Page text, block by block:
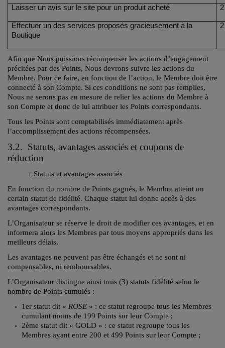
Laisser un avis sur le site pour un produit acheté
Effectuer un des services proposés gracieusement à la
Boutique
Afin que Nous puissions récompenser les actions d’engagement
précitées par des Points, Nous devrons suivre les actions du
Membre. Pour ce faire, en fonction de l’action, le Membre doit être
connecté à son Compte. Si ces conditions ne sont pas remplies,
Nous ne serons pas en mesure de relier les actions du Membre à
son Compte et donc de lui attribuer les Points correspondants.
Tous les Points sont comptabilisés immédiatement après
l’accomplissement des actions récompensées.
3.2. Statuts, avantages associés et coupons de
réduction
Statuts et avantages associés
En fonction du nombre de Points gagnés, le Membre atteint un
certain statut de fidélité. Chaque statut lui donne accès à des
avantages correspondants.
L’Organisateur se réserve le droit de modifier ces avantages, et en
informera alors les Membres par tous moyens appropriés dans les
meilleurs délais.
Les avantages ne peuvent pas être échangés et ne sont ni
compensables, ni remboursables.
L’Organisateur distingue ainsi trois (3) statuts fidélité selon le
nombre de Points cumulés :
1er statut dit « ROSE » : ce statut regroupe tous les Membres
cumulant moins de 199 Points sur leur Compte ;
2ème statut dit « GOLD » : ce statut regroupe tous les
Membres ayant entre 200 et 499 Points sur leur Compte ;